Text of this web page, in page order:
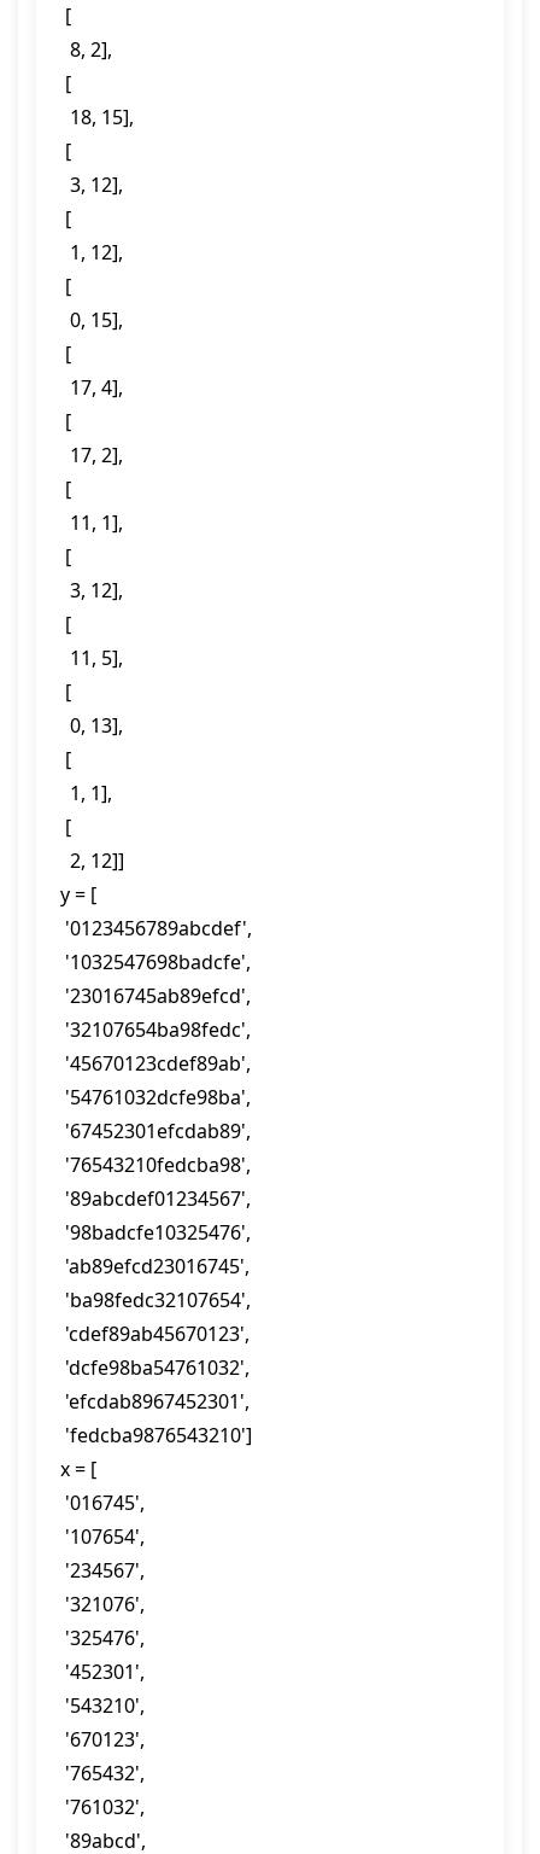
[
  8, 2],
[
  18, 15],
[
  3, 12],
[
  1, 12],
[
  0, 15],
[
  17, 4],
[
  17, 2],
[
  11, 1],
[
  3, 12],
[
  11, 5],
[
  0, 13],
[
  1, 1],
[
  2, 12]]
y = [
'0123456789abcdef',
'1032547698badcfe',
'23016745ab89efcd',
'32107654ba98fedc',
'45670123cdef89ab',
'54761032dcfe98ba',
'67452301efcdab89',
'76543210fedcba98',
'89abcdef01234567',
'98badcfe10325476',
'ab89efcd23016745',
'ba98fedc32107654',
'cdef89ab45670123',
'dcfe98ba54761032',
'efcdab8967452301',
'fedcba9876543210']
x = [
'016745',
'107654',
'234567',
'321076',
'325476',
'452301',
'543210',
'670123',
'765432',
'761032',
'89abcd',